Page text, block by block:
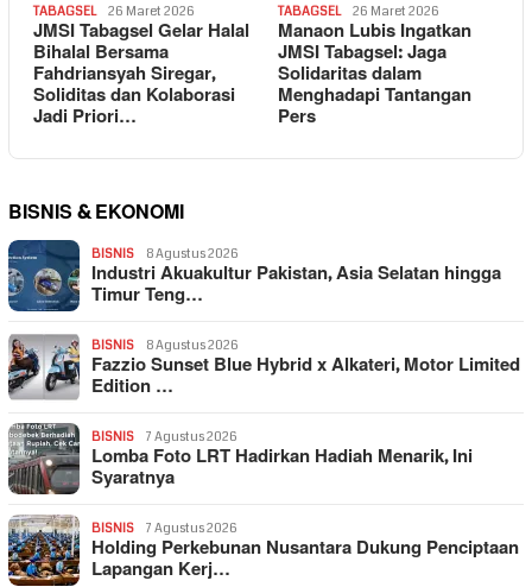
TABAGSEL 26 Maret 2026
JMSI Tabagsel Gelar Halal
Bihalal Bersama
Fahdriansyah Siregar,
Soliditas dan Kolaborasi
Jadi Priori…
TABAGSEL 26 Maret 2026
Manaon Lubis Ingatkan
JMSI Tabagsel: Jaga
Solidaritas dalam
Menghadapi Tantangan
Pers
BISNIS & EKONOMI
BISNIS 8 Agustus 2026
Industri Akuakultur Pakistan, Asia Selatan hingga
Timur Teng…
BISNIS 8 Agustus 2026
Fazzio Sunset Blue Hybrid x Alkateri, Motor Limited
Edition …
BISNIS 7 Agustus 2026
Lomba Foto LRT Hadirkan Hadiah Menarik, Ini
Syaratnya
BISNIS 7 Agustus 2026
Holding Perkebunan Nusantara Dukung Penciptaan
Lapangan Kerj…